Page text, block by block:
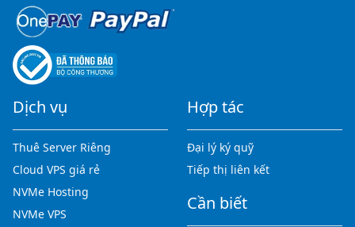
Dịch vụ
Thuê Server Riêng
Cloud VPS giá rẻ
NVMe Hosting
NVMe VPS
Hợp tác
Đại lý ký quỹ
Tiếp thị liên kết
Cần biết